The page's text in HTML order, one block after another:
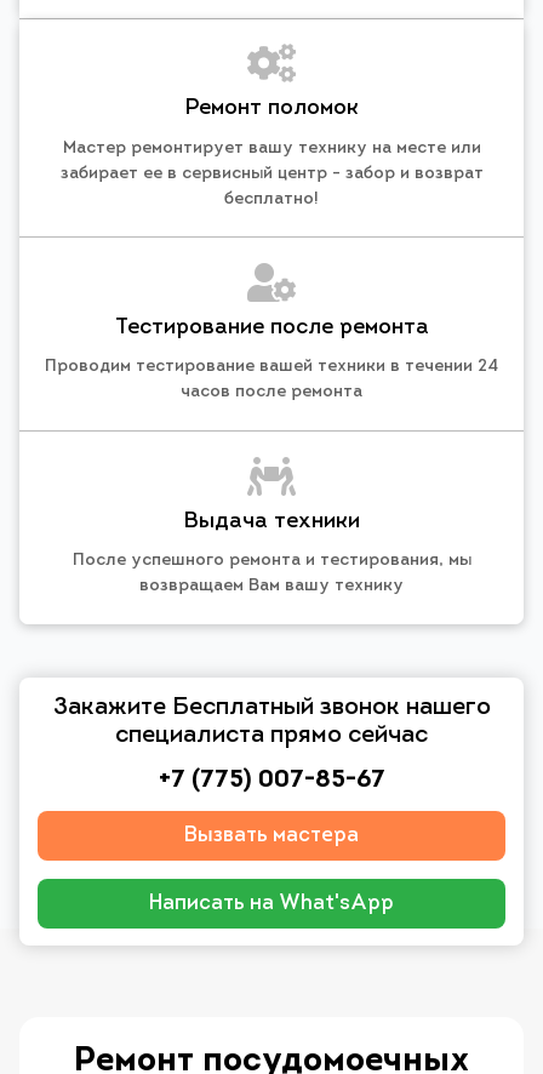
Ремонт поломок
Мастер ремонтирует вашу технику на месте или
забирает ее в сервисный центр - забор и возврат
бесплатно!
Тестирование после ремонта
Проводим тестирование вашей техники в течении 24
часов после ремонта
Выдача техники
После успешного ремонта и тестирования, мы
возвращаем Вам вашу технику
Закажите Бесплатный звонок нашего
специалиста прямо сейчас
+7 (775) 007-85-67
Вызвать мастера
Написать на What'sApp
Ремонт посудомоечных